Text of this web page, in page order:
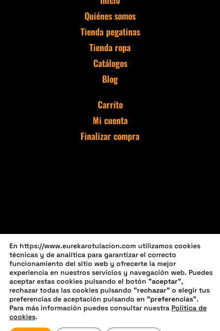
Quiénes somos
Tienda pegatinas
Tienda ropa
Catálogos
Blog
Carrito
Mi cuenta
Finalizar compra
Política de privacidad
Política de cookies (UE)
Política de devoluciones y reembolsos
En https://www.eurekarotulacion.com utilizamos cookies
técnicas y de analítica para garantizar el correcto
funcionamiento del sitio web y ofrecerte la mejor
experiencia en nuestros servicios y navegación web. Puedes
aceptar estas cookies pulsando el botón "aceptar",
rechazar todas las cookies pulsando "rechazar" o elegir tus
preferencias de aceptación pulsando en "preferencias".
Para más información puedes consultar nuestra Política de
cookies.